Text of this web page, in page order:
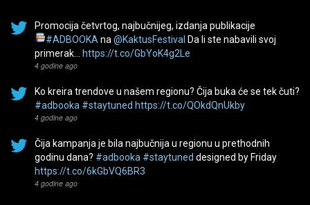
Promocija četvrtog, najbučnijeg, izdanja publikacije
#ADBOOKA na @KaktusFestival Da li ste nabavili svoj
primerak…
https://t.co/GbYoK4g2Le
4 godine ago
Ko kreira trendove u našem regionu? Čija buka će se tek čuti?
#adbooka #staytuned https://t.co/QOkdQnUkby
4 godine ago
Čija kampanja je bila najbučnija u regionu u prethodnih
godinu dana? #adbooka #staytuned designed by Friday
https://t.co/6kGbVQ6BR3
4 godine ago